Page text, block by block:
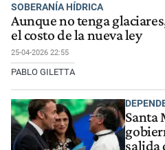
SOBERANÍA HÍDRICA
Aunque no tenga
el costo de la nueva ley
25-04-2026 22:55
PABLO GILETTA
Santa
salida